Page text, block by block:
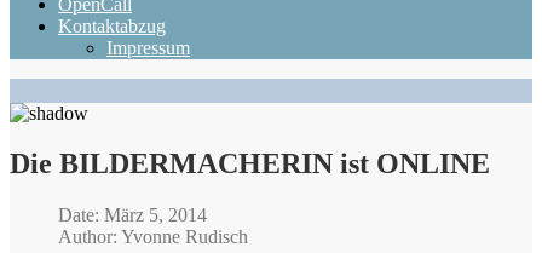
Kontaktabzug
Impressum
Die BILDERMACHERIN ist ONLINE
Date: März 5, 2014
Author: Yvonne Rudisch